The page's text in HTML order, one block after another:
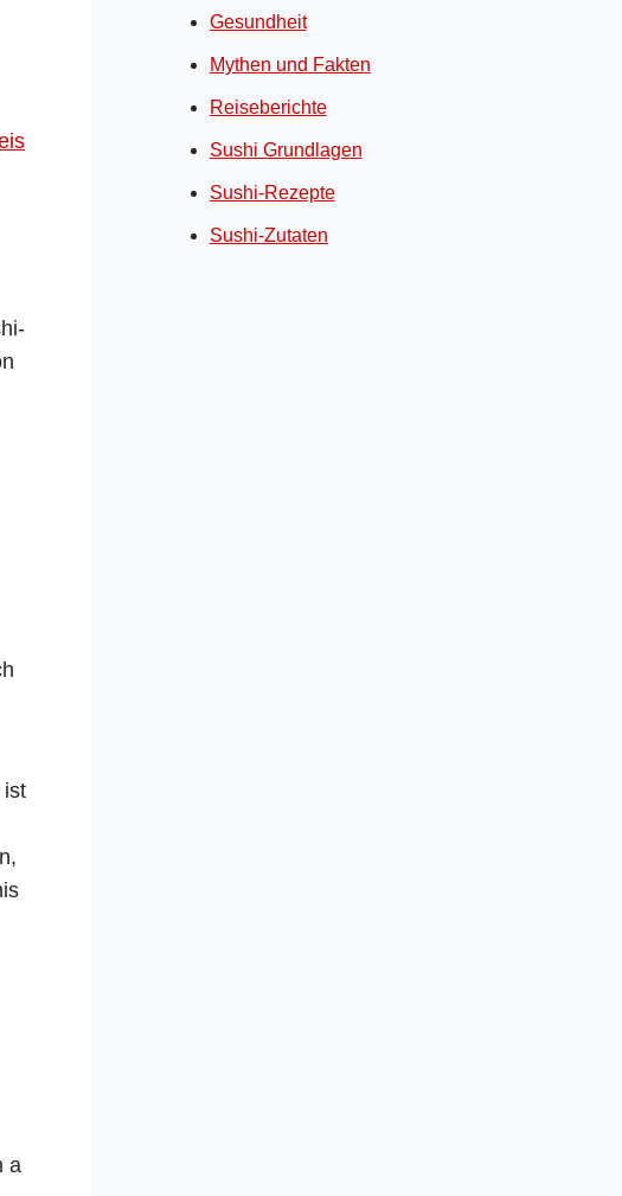
ist
Gesundheit
Mythen und Fakten
Reiseberichte
Sushi Grundlagen
Sushi-Rezepte
Sushi-Zutaten